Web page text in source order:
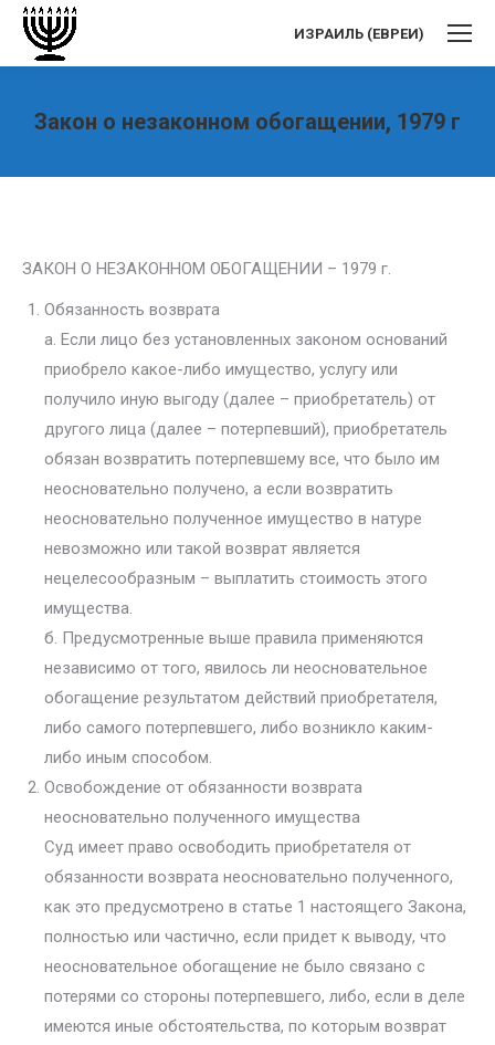
ИЗРАИЛЬ (ЕВРЕИ)
Закон о незаконном обогащении, 1979 г
ЗАКОН О НЕЗАКОННОМ ОБОГАЩЕНИИ – 1979 г.
Обязанность возврата
а. Если лицо без установленных законом оснований
приобрело какое-либо имущество, услугу или
получило иную выгоду (далее – приобретатель) от
другого лица (далее – потерпевший), приобретатель
обязан возвратить потерпевшему все, что было им
неосновательно получено, а если возвратить
неосновательно полученное имущество в натуре
невозможно или такой возврат является
нецелесообразным – выплатить стоимость этого
имущества.
б. Предусмотренные выше правила применяются
независимо от того, явилось ли неосновательное
обогащение результатом действий приобретателя,
либо самого потерпевшего, либо возникло каким-
либо иным способом.
Освобождение от обязанности возврата
неосновательно полученного имущества
Суд имеет право освободить приобретателя от
обязанности возврата неосновательно полученного,
как это предусмотрено в статье 1 настоящего Закона,
полностью или частично, если придет к выводу, что
неосновательное обогащение не было связано с
потерями со стороны потерпевшего, либо, если в деле
имеются иные обстоятельства, по которым возврат